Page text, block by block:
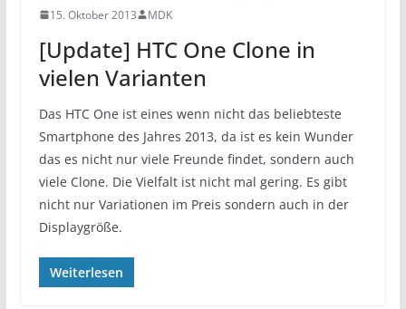
15. Oktober 2013 MDK
[Update] HTC One Clone in
vielen Varianten
Das HTC One ist eines wenn nicht das beliebteste
Smartphone des Jahres 2013, da ist es kein Wunder
das es nicht nur viele Freunde findet, sondern auch
viele Clone. Die Vielfalt ist nicht mal gering. Es gibt
nicht nur Variationen im Preis sondern auch in der
Displaygröße.
Weiterlesen